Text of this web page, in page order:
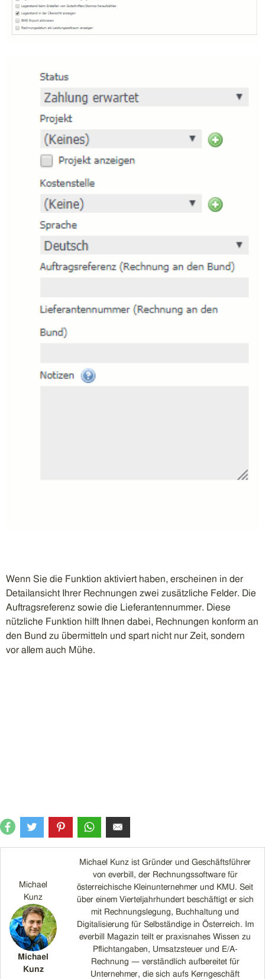
Wenn Sie die Funktion aktiviert haben, erscheinen in der
Detailansicht Ihrer Rechnungen zwei zusätzliche Felder. Die
Auftragsreferenz sowie die Lieferantennummer. Diese
nützliche Funktion hilft Ihnen dabei, Rechnungen konform an
den Bund zu übermitteln und spart nicht nur Zeit, sondern
vor allem auch Mühe.
Michael
Kunz
Michael
Kunz
Michael Kunz ist Gründer und Geschäftsführer
von everbill, der Rechnungssoftware für
österreichische Kleinunternehmer und KMU. Seit
über einem Vierteljahrhundert beschäftigt er sich
mit Rechnungslegung, Buchhaltung und
Digitalisierung für Selbständige in Österreich. Im
everbill Magazin teilt er praxisnahes Wissen zu
Pflichtangaben, Umsatzsteuer und E/A-
Rechnung — verständlich aufbereitet für
Unternehmer, die sich aufs Kerngeschäft